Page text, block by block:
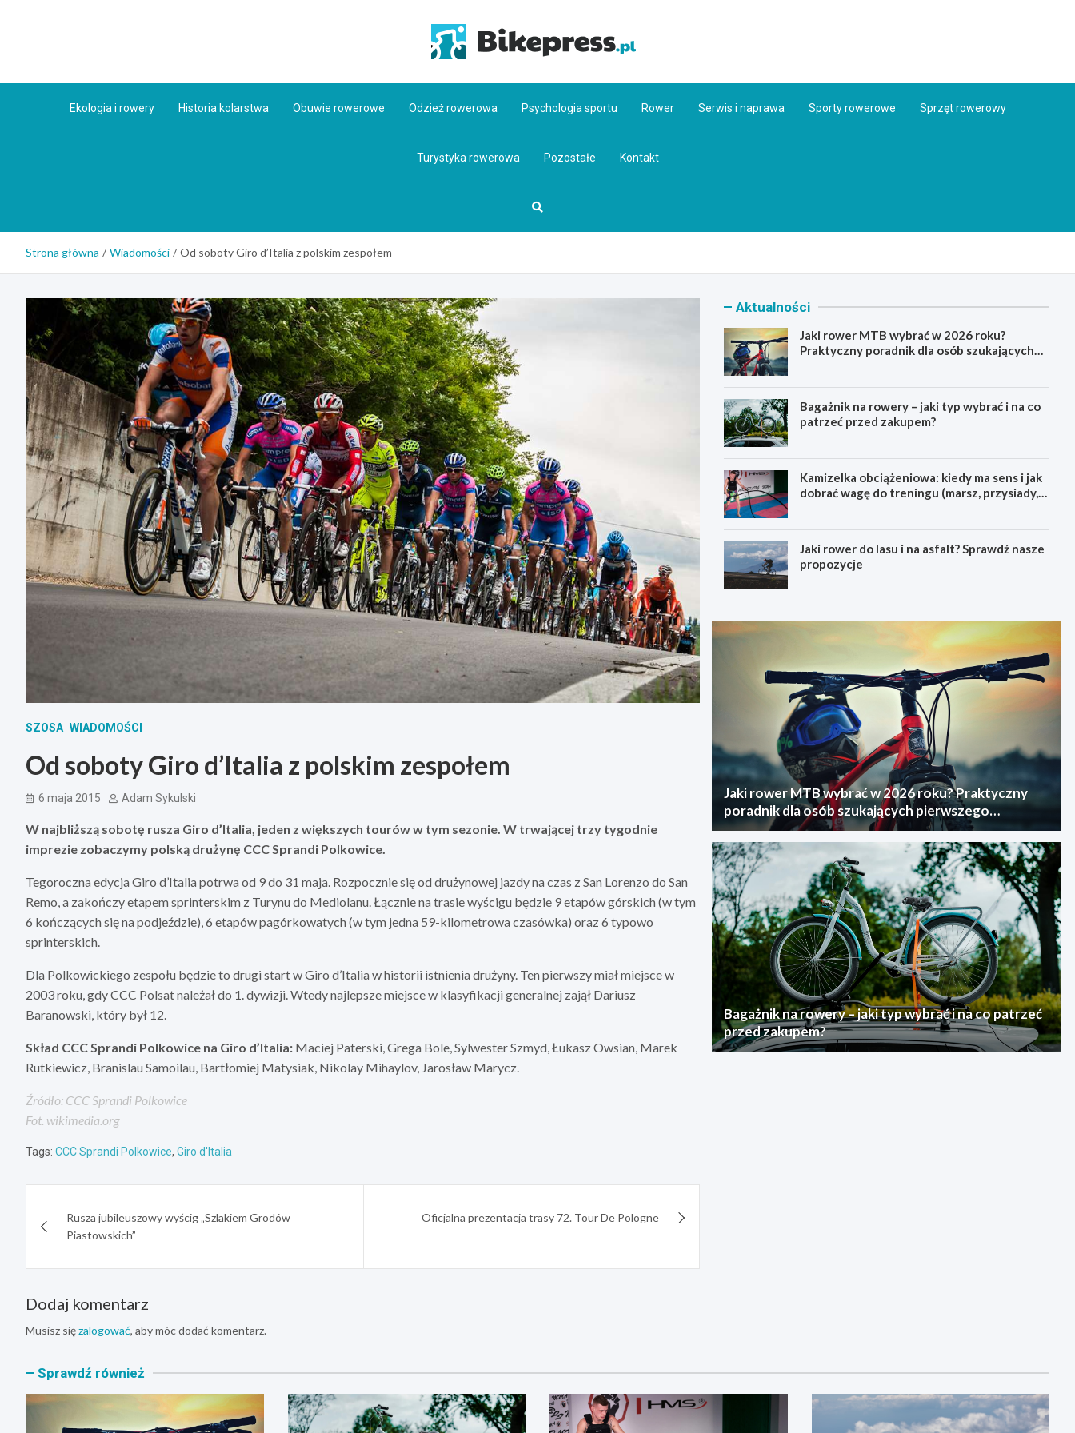
Ekologia i rowery Historia kolarstwa Obuwie rowerowe Odzież rowerowa Psychologia sportu Rower Serwis i naprawa Sporty rowerowe Sprzęt rowerowy
Turystyka rowerowa Pozostałe Kontakt
Strona główna Wiadomości Od soboty Giro d’Italia z polskim zespołem
SZOSA WIADOMOŚCI
Od soboty Giro d’Italia z polskim zespołem
6 maja 2015 Adam Sykulski
W najbliższą sobotę rusza Giro d’Italia, jeden z większych tourów w tym sezonie. W trwającej trzy tygodnie
imprezie zobaczymy polską drużynę CCC Sprandi Polkowice.
Tegoroczna edycja Giro d’Italia potrwa od 9 do 31 maja. Rozpocznie się od drużynowej jazdy na czas z San Lorenzo do San
Remo, a zakończy etapem sprinterskim z Turynu do Mediolanu. Łącznie na trasie wyścigu będzie 9 etapów górskich (w tym
6 kończących się na podjeździe), 6 etapów pagórkowatych (w tym jedna 59-kilometrowa czasówka) oraz 6 typowo
sprinterskich.
Dla Polkowickiego zespołu będzie to drugi start w Giro d’Italia w historii istnienia drużyny. Ten pierwszy miał miejsce w
2003 roku, gdy CCC Polsat należał do 1. dywizji. Wtedy najlepsze miejsce w klasyfikacji generalnej zajął Dariusz
Baranowski, który był 12.
Skład CCC Sprandi Polkowice na Giro d’Italia: Maciej Paterski, Grega Bole, Sylwester Szmyd, Łukasz Owsian, Marek
Rutkiewicz, Branislau Samoilau, Bartłomiej Matysiak, Nikolay Mihaylov, Jarosław Marycz.
Źródło: CCC Sprandi Polkowice
Fot. wikimedia.org
Tags: CCC Sprandi Polkowice, Giro d'Italia
wpisuRusza jubileuszowy wyścig „Szlakiem Grodów
Piastowskich”
Oficjalna prezentacja trasy 72. Tour De Pologne
Dodaj komentarz
Musisz sięzalogować, aby móc dodać komentarz.
Aktualności
Jaki rower MTB wybrać w 2026 roku?
Praktyczny poradnik dla osób szukających
Bagażnik na rowery – jaki typ wybrać i na co
patrzeć przed zakupem?
Kamizelka obciążeniowa: kiedy ma sens i jak
dobrać wagę do treningu (marsz, przysiady,
Jaki rower do lasu i na asfalt? Sprawdź nasze
propozycje
Jaki rower MTB wybrać w 2026 roku? Praktyczny
poradnik dla osób szukających pierwszego
górskiego roweru
Bagażnik na rowery – jaki typ wybrać i na co patrzeć
przed zakupem?
Sprawdź również